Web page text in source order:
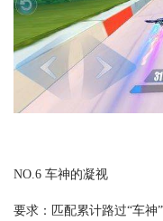
NO.6 车神的凝视
要求：匹配累计路过“车神